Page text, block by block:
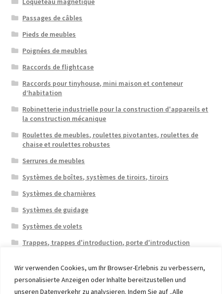
Wir verwenden Cookies, um Ihr Browser-Erlebnis zu verbessern,
personalisierte Anzeigen oder Inhalte bereitzustellen und
unseren Datenverkehr zu analysieren. Indem Sie auf „Alle
Passages de câbles
Pieds de meubles
Poignées de meubles
Raccords de flightcase
Raccords pour tinyhouse, mini maison et conteneur
d’habitation
Robinetterie industrielle pour la construction d'appareils et
la construction mécanique
Roulettes de meubles, roulettes pivotantes, roulettes de
chaise et roulettes robustes
Serrures de meubles
Systèmes de boîtes, systèmes de tiroirs, tiroirs
Systèmes de charnières
Systèmes de guidage
Systèmes de volets
Trappes, trappes d'introduction, porte d'introduction